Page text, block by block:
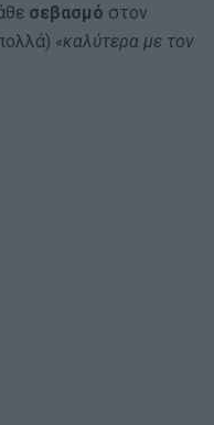
σεβασμό στον
«καλύτερα με τον